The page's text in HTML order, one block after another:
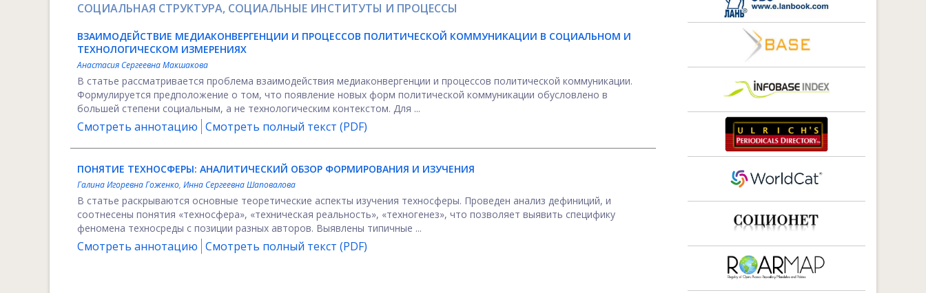
СОЦИАЛЬНАЯ СТРУКТУРА, СОЦИАЛЬНЫЕ ИНСТИТУТЫ И ПРОЦЕССЫ
ВЗАИМОДЕЙСТВИЕ МЕДИАКОНВЕРГЕНЦИИ И ПРОЦЕССОВ ПОЛИТИЧЕСКОЙ КОММУНИКАЦИИ В СОЦИАЛЬНОМ И
ТЕХНОЛОГИЧЕСКОМ ИЗМЕРЕНИЯХ
Анастасия Сергеевна Макшакова
В статье рассматривается проблема взаимодействия медиаконвергенции и процессов политической коммуникации.
Формулируется предположение о том, что появление новых форм политической коммуникации обусловлено в
большей степени социальным, а не технологическим контекстом. Для ...
Смотреть аннотацию Смотреть полный текст (PDF)
ПОНЯТИЕ ТЕХНОСФЕРЫ: АНАЛИТИЧЕСКИЙ ОБЗОР ФОРМИРОВАНИЯ И ИЗУЧЕНИЯ
Галина Игоревна Гоженко, Инна Сергеевна Шаповалова
В статье раскрываются основные теоретические аспекты изучения техносферы. Проведен анализ дефиниций, и
соотнесены понятия «техносфера», «техническая реальность», «техногенез», что позволяет выявить специфику
феномена техносреды с позиции разных авторов. Выявлены типичные ...
Смотреть аннотацию Смотреть полный текст (PDF)